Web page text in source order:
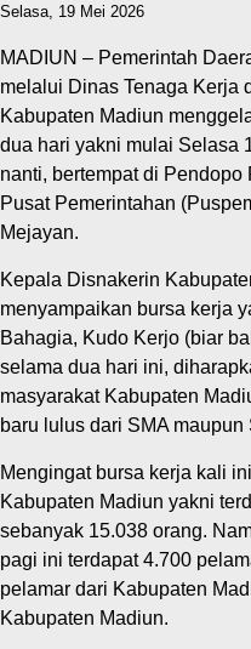
Selasa, 19 Mei 2026
MADIUN – Pemerintah
melalui Dinas Tenaga Kerja
Kabupaten Madiun
dua hari yakni mulai Selasa
nanti, bertempat di
Pusat Pemerintahan
Mejayan.
Kepala Disnakerin
menyampaikan bursa kerja
Bahagia, Kudo Kerjo (biar
selama dua hari ini,
masyarakat Kabupaten
baru lulus dari SMA maupun
Mengingat bursa kerja kali
Kabupaten Madiun yakni
sebanyak 15.038 orang.
pagi ini terdapat 4.700
pelamar dari Kabupaten
Kabupaten Madiun.